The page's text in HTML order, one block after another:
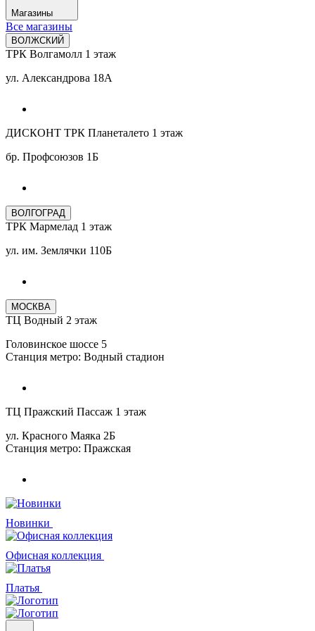
Магазины
Все магазины
ВОЛЖСКИЙ
ТРК Волгамолл 1 этаж
ул. Александрова 18А
ДИСКОНТ ТРК Планеталето 1 этаж
бр. Профсоюзов 1Б
ВОЛГОГРАД
ТРК Мармелад 1 этаж
ул. им. Землячки 110Б
МОСКВА
ТЦ Водный 2 этаж
Головинское шоссе 5
Станция метро: Водный стадион
ТЦ Пражский Пассаж 1 этаж
ул. Красного Маяка 2Б
Станция метро: Пражская
Новинки
Офисная коллекция
Платья